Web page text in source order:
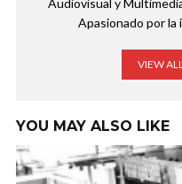
Audiovisual y
Apasionado por la
VIEW
YOU MAY ALSO LIKE